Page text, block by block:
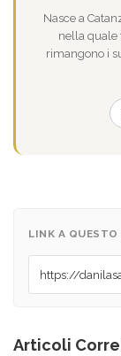
Nasce a
nella quale
rimangono i
LINK A
Articoli